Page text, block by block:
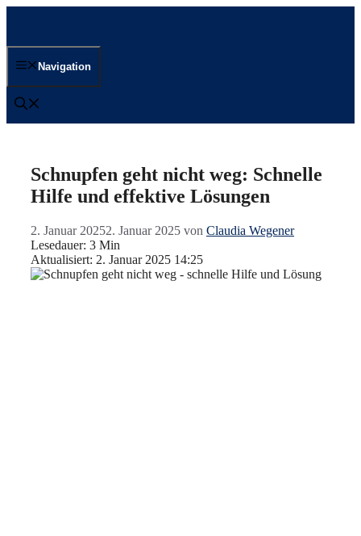
Navigation
Schnupfen geht nicht weg: Schnelle
Hilfe und effektive Lösungen
2. Januar 20252. Januar 2025 von Claudia Wegener
Lesedauer: 3 Min
Aktualisiert: 2. Januar 2025 14:25